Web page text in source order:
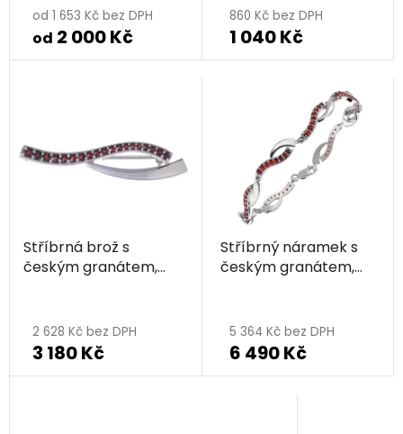
od 1 653 Kč bez DPH
od 2 000 Kč
860 Kč bez DPH
1 040 Kč
Stříbrná brož s
českým granátem,
2 628 Kč bez DPH
3 180 Kč
Stříbrný náramek s
českým granátem,
5 364 Kč bez DPH
6 490 Kč